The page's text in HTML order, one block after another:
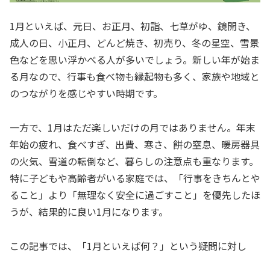
1月といえば、元日、お正月、初詣、七草がゆ、鏡開き、
成人の日、小正月、どんど焼き、初売り、冬の星空、雪景
色などを思い浮かべる人が多いでしょう。新しい年が始ま
る月なので、行事も食べ物も縁起物も多く、家族や地域と
のつながりを感じやすい時期です。
一方で、1月はただ楽しいだけの月ではありません。年末
年始の疲れ、食べすぎ、出費、寒さ、餅の窒息、暖房器具
の火気、雪道の転倒など、暮らしの注意点も重なります。
特に子どもや高齢者がいる家庭では、「行事をきちんとや
ること」より「無理なく安全に過ごすこと」を優先したほ
うが、結果的に良い1月になります。
この記事では、「1月といえば何？」という疑問に対し